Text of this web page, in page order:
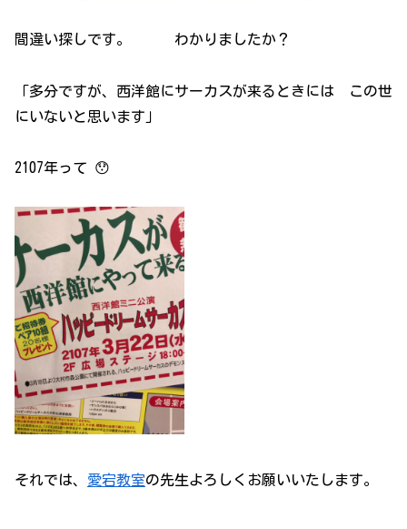
間違い探しです。 わかりましたか？
「多分ですが、西洋館にサーカスが来るときには この世
にいないと思います」
2107年って 😯
それでは、 愛宕教室の先生よろしくお願いいたします。